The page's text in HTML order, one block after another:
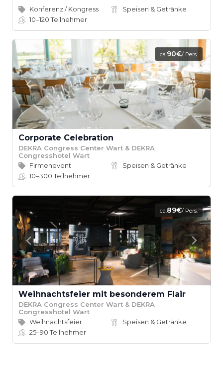
Konferenz / Kongress
Speisen & Getränke
10–120Teilnehmer
ca.90€/ Pers.
Corporate Celebration
DEKRA Congress Center Wart & DEKRA
Congresshotel Wart
Firmenevent
Speisen & Getränke
10–300Teilnehmer
ca.89€/ Pers.
Weihnachtsfeier mit besonderem Flair
DEKRA Congress Center Wart & DEKRA
Congresshotel Wart
Weihnachtsfeier
Speisen & Getränke
25–90Teilnehmer